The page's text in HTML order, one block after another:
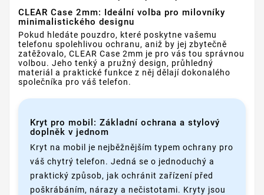
CLEAR Case 2mm: Ideální volba pro milovníky
minimalistického designu
Pokud hledáte pouzdro, které poskytne vašemu
telefonu spolehlivou ochranu, aniž by jej zbytečně
zatěžovalo, CLEAR Case 2mm je pro vás tou správnou
volbou. Jeho tenký a pružný design, průhledný
materiál a praktické funkce z něj dělají dokonalého
společníka pro váš telefon.
Kryt pro mobil: Základní ochrana a stylový
doplněk v jednom
Kryt na mobil je nejběžnějším typem ochrany pro
váš chytrý telefon. Jedná se o jednoduchý a
praktický způsob, jak ochránit zařízení před
poškrábáním, nárazy a nečistotami. Kryty jsou